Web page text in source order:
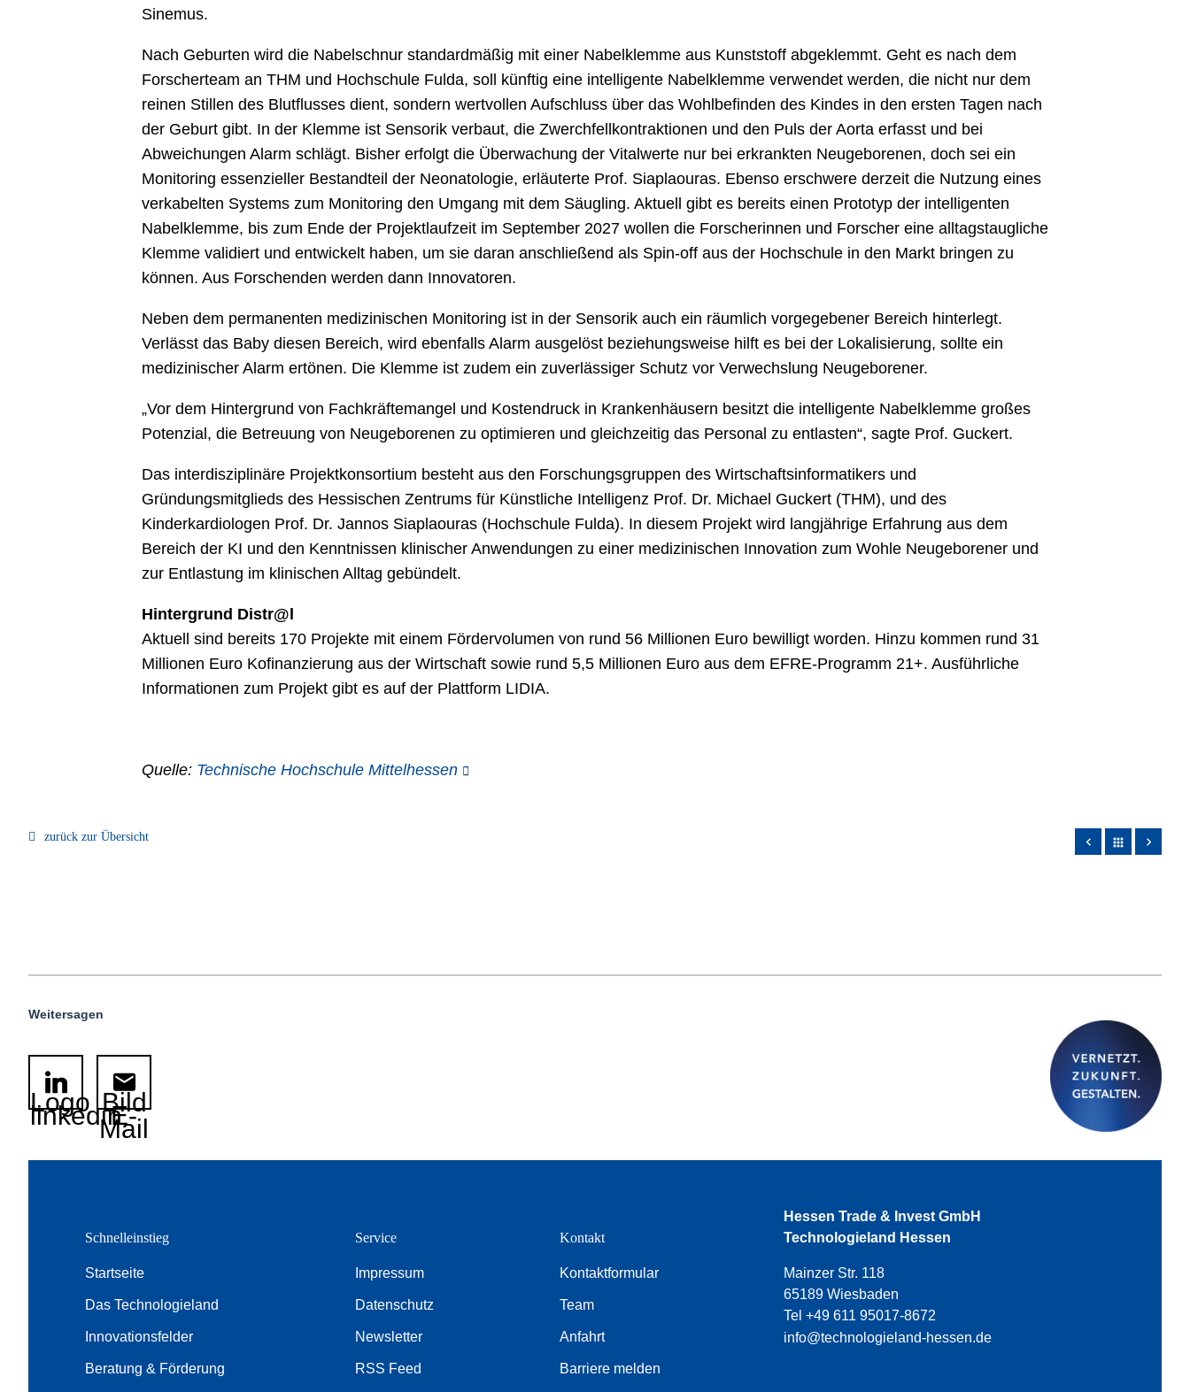
Sinemus.
Nach Geburten wird die Nabelschnur standardmäßig mit einer Nabelklemme aus Kunststoff abgeklemmt. Geht es nach dem
Forscherteam an THM und Hochschule Fulda, soll künftig eine intelligente Nabelklemme verwendet werden, die nicht nur dem
reinen Stillen des Blutflusses dient, sondern wertvollen Aufschluss über das Wohlbefinden des Kindes in den ersten Tagen nach
der Geburt gibt. In der Klemme ist Sensorik verbaut, die Zwerchfellkontraktionen und den Puls der Aorta erfasst und bei
Abweichungen Alarm schlägt. Bisher erfolgt die Überwachung der Vitalwerte nur bei erkrankten Neugeborenen, doch sei ein
Monitoring essenzieller Bestandteil der Neonatologie, erläuterte Prof. Siaplaouras. Ebenso erschwere derzeit die Nutzung eines
verkabelten Systems zum Monitoring den Umgang mit dem Säugling. Aktuell gibt es bereits einen Prototyp der intelligenten
Nabelklemme, bis zum Ende der Projektlaufzeit im September 2027 wollen die Forscherinnen und Forscher eine alltagstaugliche
Klemme validiert und entwickelt haben, um sie daran anschließend als Spin-off aus der Hochschule in den Markt bringen zu
können. Aus Forschenden werden dann Innovatoren.
Neben dem permanenten medizinischen Monitoring ist in der Sensorik auch ein räumlich vorgegebener Bereich hinterlegt.
Verlässt das Baby diesen Bereich, wird ebenfalls Alarm ausgelöst beziehungsweise hilft es bei der Lokalisierung, sollte ein
medizinischer Alarm ertönen. Die Klemme ist zudem ein zuverlässiger Schutz vor Verwechslung Neugeborener.
„Vor dem Hintergrund von Fachkräftemangel und Kostendruck in Krankenhäusern besitzt die intelligente Nabelklemme großes
Potenzial, die Betreuung von Neugeborenen zu optimieren und gleichzeitig das Personal zu entlasten“, sagte Prof. Guckert.
Das interdisziplinäre Projektkonsortium besteht aus den Forschungsgruppen des Wirtschaftsinformatikers und
Gründungsmitglieds des Hessischen Zentrums für Künstliche Intelligenz Prof. Dr. Michael Guckert (THM), und des
Kinderkardiologen Prof. Dr. Jannos Siaplaouras (Hochschule Fulda). In diesem Projekt wird langjährige Erfahrung aus dem
Bereich der KI und den Kenntnissen klinischer Anwendungen zu einer medizinischen Innovation zum Wohle Neugeborener und
zur Entlastung im klinischen Alltag gebündelt.
Hintergrund Distr@l
Aktuell sind bereits 170 Projekte mit einem Fördervolumen von rund 56 Millionen Euro bewilligt worden. Hinzu kommen rund 31
Millionen Euro Kofinanzierung aus der Wirtschaft sowie rund 5,5 Millionen Euro aus dem EFRE-Programm 21+. Ausführliche
Informationen zum Projekt gibt es auf der Plattform LIDIA.
Quelle: Technische Hochschule Mittelhessen
zurück zur Übersicht apps
Weitersagen
Logo
linkedinBild
E-
Mail
Schnelleinstieg
Startseite
Das Technologieland
Innovationsfelder
Beratung & Förderung
Service
Impressum
Datenschutz
Newsletter
RSS Feed
Kontakt
Kontaktformular
Team
Anfahrt
Barriere melden
Hessen Trade & Invest GmbH
Technologieland Hessen
Mainzer Str. 118
65189 Wiesbaden
Tel +49 611 95017-8672
info@technologieland-hessen.de